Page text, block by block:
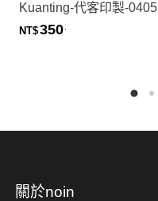
Kuanting-代客印製-0405
NT$350
關於noin